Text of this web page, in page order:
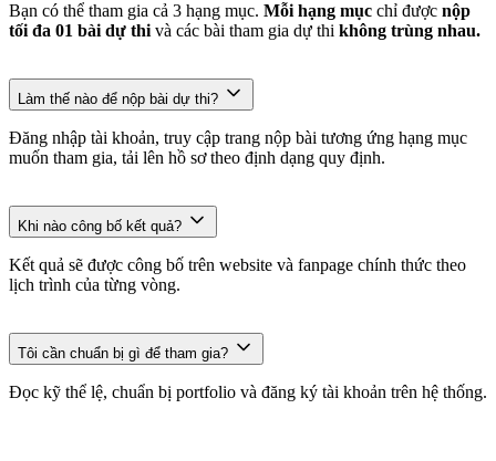
Bạn có thể tham gia cả 3 hạng mục. Mỗi hạng mục chỉ được nộp
tối đa 01 bài dự thi và các bài tham gia dự thi không trùng nhau.
Làm thế nào để nộp bài dự thi?
Đăng nhập tài khoản, truy cập trang nộp bài tương ứng hạng mục
muốn tham gia, tải lên hồ sơ theo định dạng quy định.
Khi nào công bố kết quả?
Kết quả sẽ được công bố trên website và fanpage chính thức theo
lịch trình của từng vòng.
Tôi cần chuẩn bị gì để tham gia?
Đọc kỹ thể lệ, chuẩn bị portfolio và đăng ký tài khoản trên hệ thống.